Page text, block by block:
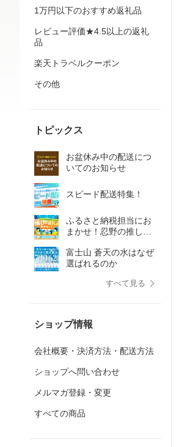
1万円以下のおすすめ返礼品
レビュー評価★4.5以上の返礼
品
楽天トラベルクーポン
その他
トピックス
お盆休み中の配送につ
いてのお知らせ
スピード配送特集！
ふるさと納税担当にお
まかせ！忍野の推しの
富士山 蒼天の水はなぜ
選ばれるのか
すべて見る
ショップ情報
会社概要・決済方法・配送方法
ショップへ問い合わせ
メルマガ登録・変更
すべての商品